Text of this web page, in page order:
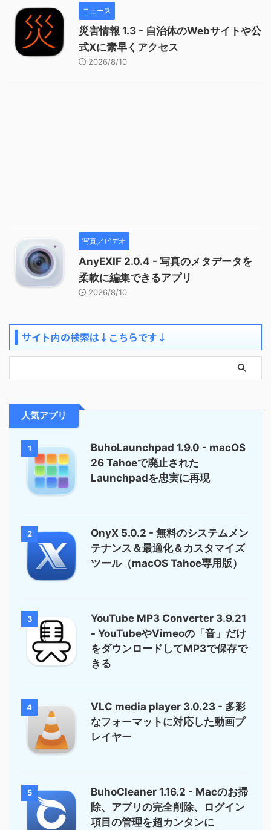
ニュース
災害情報 1.3 - 自治体のWebサイトや公
式Xに素早くアクセス
2026/8/10
写真／ビデオ
AnyEXIF 2.0.4 - 写真のメタデータを
柔軟に編集できるアプリ
2026/8/10
サイト内の検索は↓こちらです↓
人気アプリ
1
BuhoLaunchpad 1.9.0 - macOS
26 Tahoeで廃止された
Launchpadを忠実に再現
2
OnyX 5.0.2 - 無料のシステムメン
テナンス＆最適化＆カスタマイズ
ツール（macOS Tahoe専用版）
3
YouTube MP3 Converter 3.9.21
- YouTubeやVimeoの「音」だけ
をダウンロードしてMP3で保存で
きる
4
VLC media player 3.0.23 - 多彩
なフォーマットに対応した動画プ
レイヤー
5
BuhoCleaner 1.16.2 - Macのお掃
除、アプリの完全削除、ログイン
項目の管理を超カンタンに